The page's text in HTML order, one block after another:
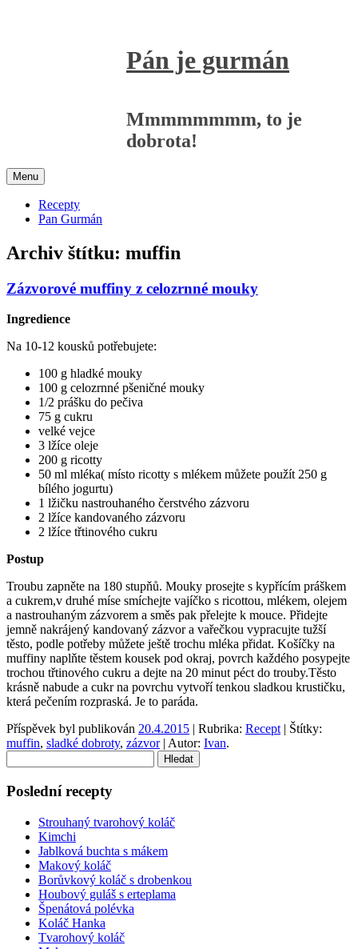
Pán je gurmán
Mmmmmmmm, to je
dobrota!
Menu
Recepty
Pan Gurmán
Archiv štítku: muffin
Zázvorové muffiny z celozrnné mouky
Ingredience
Na 10-12 kousků potřebujete:
100 g hladké mouky
100 g celozrnné pšeničné mouky
1/2 prášku do pečiva
75 g cukru
velké vejce
3 lžíce oleje
200 g ricotty
50 ml mléka( místo ricotty s mlékem můžete použít 250 g
bílého jogurtu)
1 lžičku nastrouhaného čerstvého zázvoru
2 lžíce kandovaného zázvoru
2 lžíce třtinového cukru
Postup
Troubu zapněte na 180 stupňů. Mouky prosejte s kypřícím práškem
a cukrem,v druhé míse smíchejte vajíčko s ricottou, mlékem, olejem
a nastrouhaným zázvorem a směs pak přelejte k mouce. Přidejte
jemně nakrájený kandovaný zázvor a vařečkou vypracujte tužší
těsto, podle potřeby můžete ještě trochu mléka přidat. Košíčky na
muffiny naplňte těstem kousek pod okraj, povrch každého posypejte
trochou třtinového cukru a dejte na 20 minut péct do trouby.Těsto
krásně nabude a cukr na povrchu vytvoří tenkou sladkou krustičku,
která pečením rozpraská. Je to paráda.
Příspěvek byl publikován 20.4.2015 | Rubrika: Recept | Štítky:
muffin, sladké dobroty, zázvor| Autor: Ivan.
Poslední recepty
Strouhaný tvarohový koláč
Kimchi
Jablková buchta s mákem
Makový koláč
Borůvkový koláč s drobenkou
Houbový guláš s erteplama
Špenátová polévka
Koláč Hanka
Tvarohový koláč